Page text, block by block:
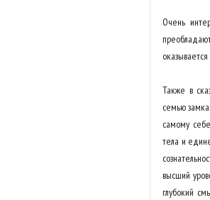
Очень
Также в
семью
самому
тела и
высший
глубокий